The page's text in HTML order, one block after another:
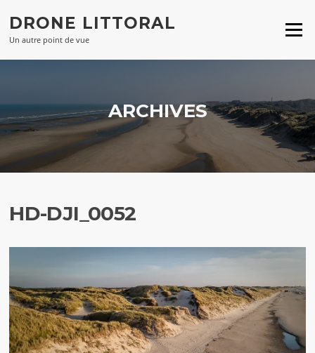
contenu
DRONE LITTORAL
Un autre point de vue
Menu
ARCHIVES
HD-DJI_0052